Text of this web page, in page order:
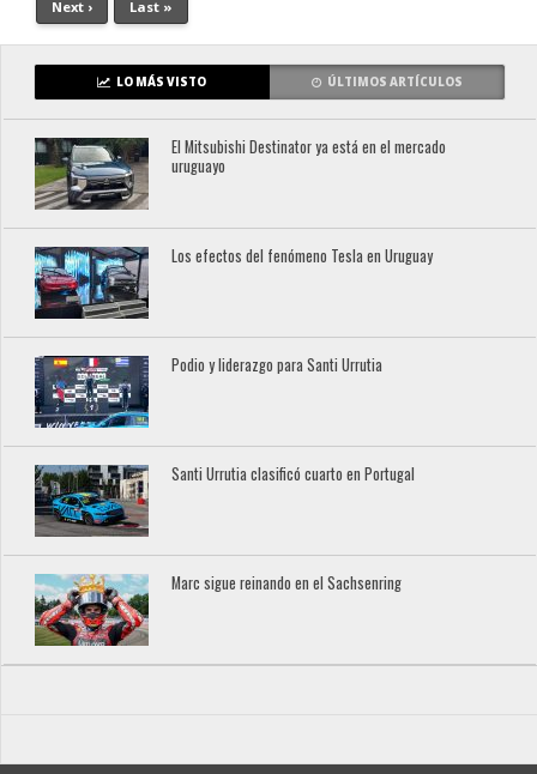
Next › Last »
LO MÁS VISTO ÚLTIMOS ARTÍCULOS
El Mitsubishi Destinator ya está en el mercado
uruguayo
Los efectos del fenómeno Tesla en Uruguay
Podio y liderazgo para Santi Urrutia
Santi Urrutia clasificó cuarto en Portugal
Marc sigue reinando en el Sachsenring